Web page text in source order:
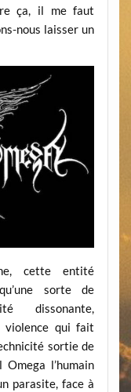
ça, il me faut
nous laisser un
cette entité
sorte de
dissonante,
violence qui fait
sortie de
Omega l’humain
parasite, face à